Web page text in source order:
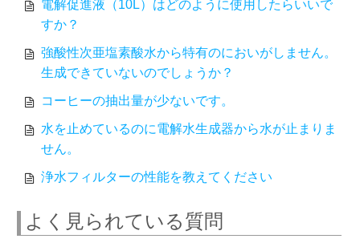
電解促進液（10L）はどのように使用したらいいで
すか？
強酸性次亜塩素酸水から特有のにおいがしません。
生成できていないのでしょうか？
コーヒーの抽出量が少ないです。
水を止めているのに電解水生成器から水が止まりま
せん。
浄水フィルターの性能を教えてください
よく見られている質問